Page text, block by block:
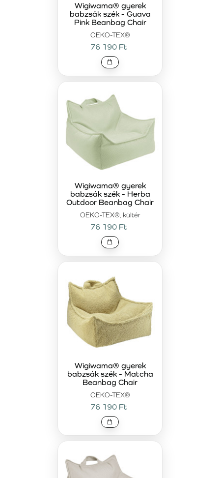
OEKO-TEX®
Wigiwama® gyerek
babzsák szék - Guava
Pink Beanbag Chair
76 190 Ft
OEKO-TEX®, kültér
Wigiwama® gyerek
babzsák szék - Herba
Outdoor Beanbag Chair
76 190 Ft
OEKO-TEX®
Wigiwama® gyerek
babzsák szék - Matcha
Beanbag Chair
76 190 Ft